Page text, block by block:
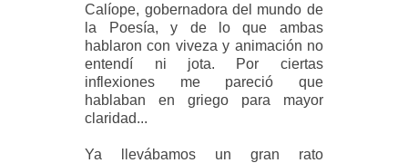
Calíope, gobernadora del mundo de
la Poesía, y de lo que ambas
hablaron con viveza y animación no
entendí ni jota. Por ciertas
inflexiones me pareció que
hablaban en griego para mayor
claridad...
Ya llevábamos un gran rato